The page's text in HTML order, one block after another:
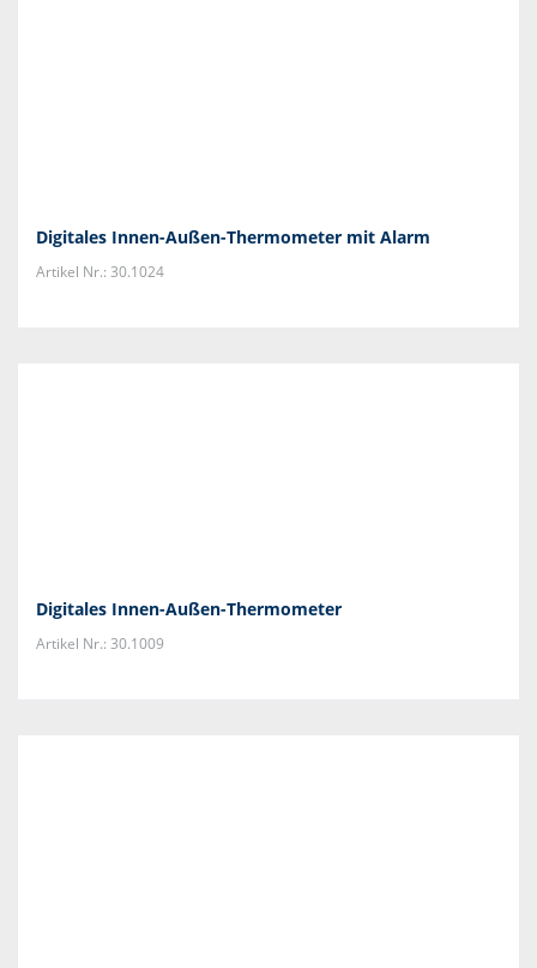
Digitales Innen-Außen-Thermometer mit Alarm
Artikel Nr.: 30.1024
Digitales Innen-Außen-Thermometer
Artikel Nr.: 30.1009